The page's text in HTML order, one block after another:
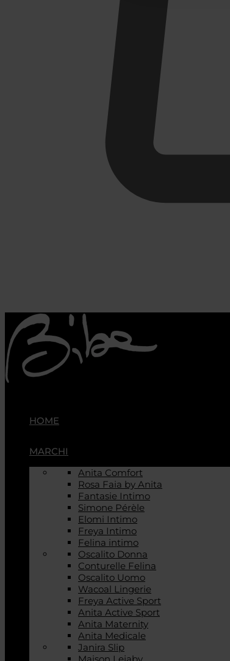
HOME
MARCHI
Anita Comfort
Rosa Faia by Anita
Fantasie Intimo
Simone Pérèle
Elomi Intimo
Freya Intimo
Felina intimo
Oscalito Donna
Conturelle Felina
Oscalito Uomo
Wacoal Lingerie
Freya Active Sport
Anita Active Sport
Anita Maternity
Anita Medicale
Janira Slip